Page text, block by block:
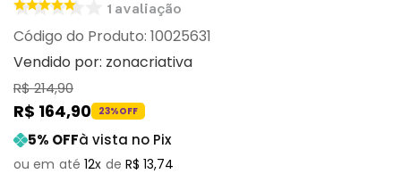
1 avaliação
: 10025631
Vendido por: zonacriativa
R$214,90
R$ 164,90 23%OFF
5% OFFà vista no Pix
12 R$ 13,74